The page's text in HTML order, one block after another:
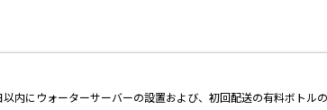
内にウォーターサーバーの設置および、初回配送の有料ボトル